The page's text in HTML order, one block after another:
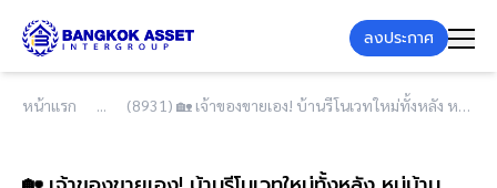
ลงประกาศ
หน้าแรก (8931) 🏡 เจ้าของขายเอง! บ้านรีโนเวทใหม่ทั้งหลัง หมู่บ้านสินทวี 8 พระราม 2 พร้อมอยู่ ราคา 3.69 ล้านบาท 🏡